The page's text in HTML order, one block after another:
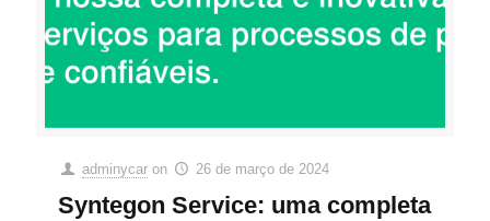
adminycar on 26 de março de 2024
Syntegon Service: uma completa